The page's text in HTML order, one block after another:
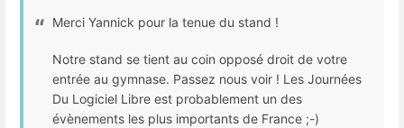
Merci Yannick pour la tenue du stand !
Notre stand se tient au coin opposé droit de votre
entrée au gymnase. Passez nous voir ! Les Journées
Du Logiciel Libre est probablement un des
évènements les plus importants de France ;-)